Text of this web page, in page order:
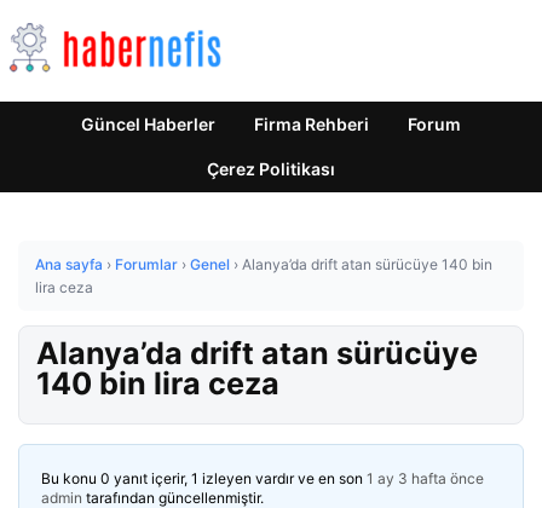
Güncel Haberler Firma Rehberi Forum
Çerez Politikası
Ana sayfa › Forumlar › Genel › Alanya’da drift atan sürücüye 140 bin
lira ceza
Alanya’da drift atan sürücüye
140 bin lira ceza
Bu konu 0 yanıt içerir, 1 izleyen vardır ve en son 1 ay 3 hafta önce
admin tarafından güncellenmiştir.